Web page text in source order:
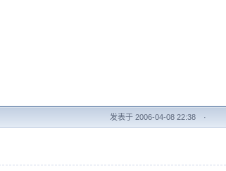
发表于 2006-04-08 22:38 ·